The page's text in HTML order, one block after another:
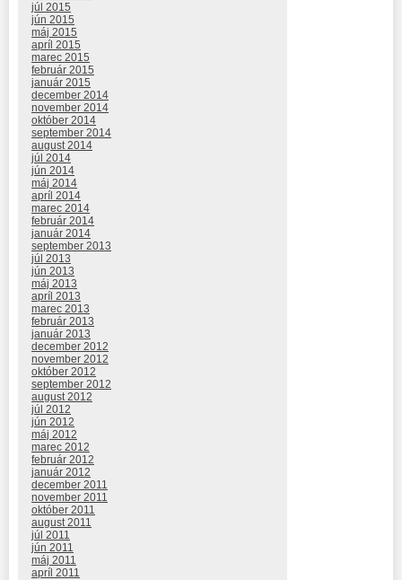
júl 2015
jún 2015
máj 2015
apríl 2015
marec 2015
február 2015
január 2015
december 2014
november 2014
október 2014
september 2014
august 2014
júl 2014
jún 2014
máj 2014
apríl 2014
marec 2014
február 2014
január 2014
september 2013
júl 2013
jún 2013
máj 2013
apríl 2013
marec 2013
február 2013
január 2013
december 2012
november 2012
október 2012
september 2012
august 2012
júl 2012
jún 2012
máj 2012
marec 2012
február 2012
január 2012
december 2011
november 2011
október 2011
august 2011
júl 2011
jún 2011
máj 2011
apríl 2011